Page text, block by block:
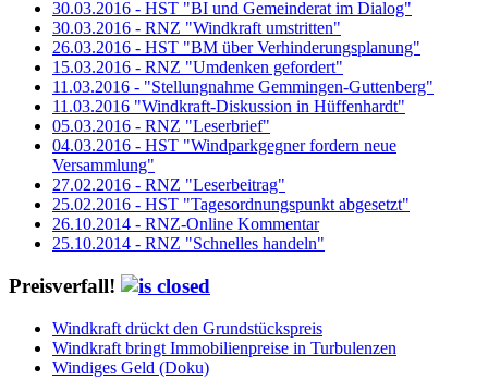
30.03.2016 - HST "BI und Gemeinderat im Dialog"
30.03.2016 - RNZ "Windkraft umstritten"
26.03.2016 - HST "BM über Verhinderungsplanung"
15.03.2016 - RNZ "Umdenken gefordert"
11.03.2016 - "Stellungnahme Gemmingen-Guttenberg"
11.03.2016 "Windkraft-Diskussion in Hüffenhardt"
05.03.2016 - RNZ "Leserbrief"
04.03.2016 - HST "Windparkgegner fordern neue
Versammlung"
27.02.2016 - RNZ "Leserbeitrag"
25.02.2016 - HST "Tagesordnungspunkt abgesetzt"
26.10.2014 - RNZ-Online Kommentar
25.10.2014 - RNZ "Schnelles handeln"
Preisverfall!
Windkraft drückt den Grundstückspreis
Windkraft bringt Immobilienpreise in Turbulenzen
Windiges Geld (Doku)